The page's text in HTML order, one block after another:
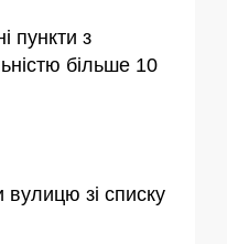
пункти з
більше 10
зі списку